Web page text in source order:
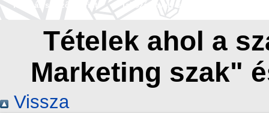
Tallózás szerző szerint
Tallózás nyelv szerint
Tételek ahol a
Marketing szak"
Vissza